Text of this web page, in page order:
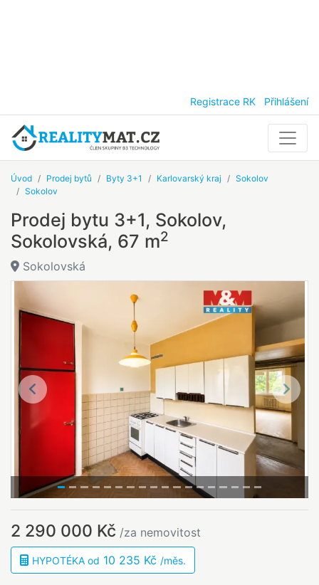
Registrace RK Přihlášení
Úvod Prodej bytů Byty 3+1 Karlovarský kraj
Sokolov
Sokolov
Prodej bytu 3+1, Sokolov,
Sokolovská, 67 m2
Sokolovská
Předchozí Další
2 290 000 Kč /za nemovitost
HYPOTÉKA od 10 235 Kč /měs.